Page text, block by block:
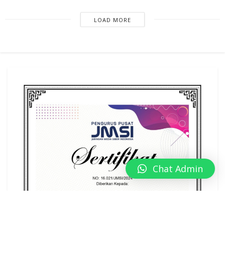
LOAD MORE
Chat Admin